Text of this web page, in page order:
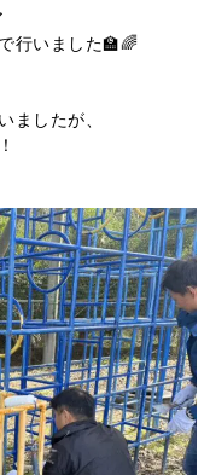
行いました🏫🌈
ましたが、